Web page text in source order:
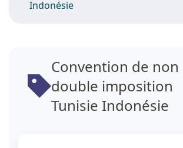
Indonésie
Convention de non
double imposition
Tunisie Indonésie